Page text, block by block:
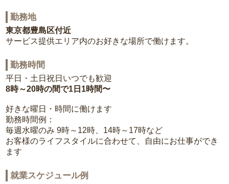
勤務地
東京都豊島区付近
サービス提供エリア内のお好きな場所で働けます。
勤務時間
平日・土日祝日いつでも歓迎
8時～20時の間で1日1時間〜
好きな曜日・時間に働けます
勤務時間例：
毎週水曜のみ 9時～12時、14時～17時など
お客様のライフスタイルに合わせて、自由にお仕事ができ
ます
就業スケジュール例